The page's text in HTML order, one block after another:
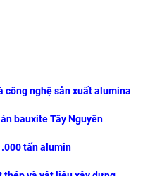
công nghệ sản xuất alumina
bauxite Tây Nguyên
tấn alumin